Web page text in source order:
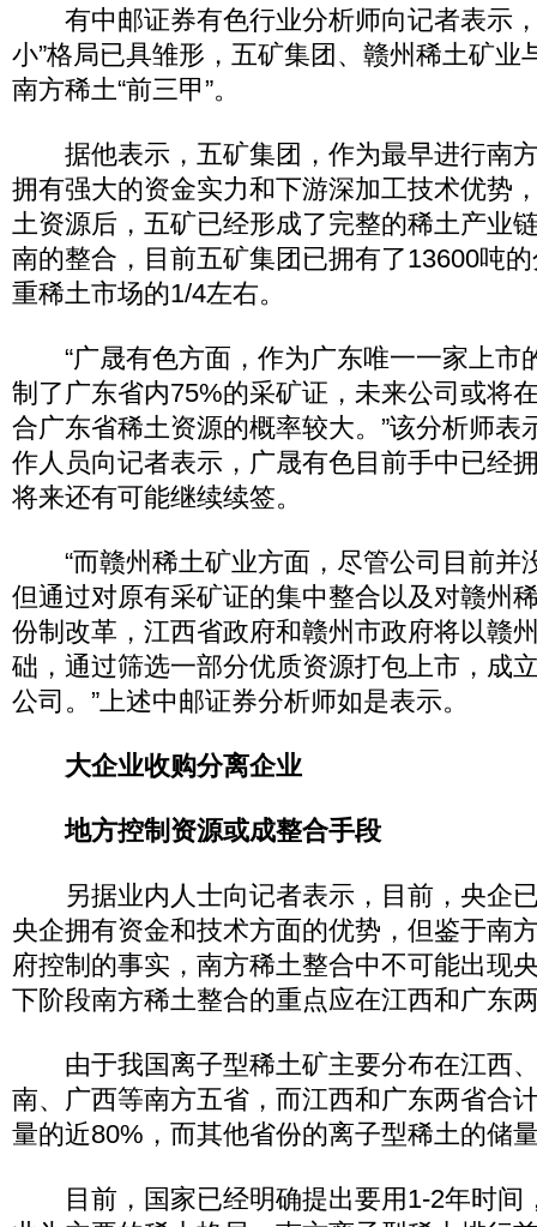
有中邮证券有色行业分析师向记者表示，
小”格局已具雏形，五矿集团、赣州稀土矿业
南方稀土“前三甲”。
据他表示，五矿集团，作为最早进行南
拥有强大的资金实力和下游深加工技术优势
土资源后，五矿已经形成了完整的稀土产业
南的整合，目前五矿集团已拥有了13600吨
重稀土市场的1/4左右。
“广晟有色方面，作为广东唯一一家上市
制了广东省内75%的采矿证，未来公司或将
合广东省稀土资源的概率较大。”该分析师表
作人员向记者表示，广晟有色目前手中已经
将来还有可能继续续签。
“而赣州稀土矿业方面，尽管公司目前并
但通过对原有采矿证的集中整合以及对赣州
份制改革，江西省政府和赣州市政府将以赣
础，通过筛选一部分优质资源打包上市，成
公司。”上述中邮证券分析师如是表示。
大企业收购分离企业
地方控制资源或成整合手段
另据业内人士向记者表示，目前，央企
央企拥有资金和技术方面的优势，但鉴于南
府控制的事实，南方稀土整合中不可能出现
下阶段南方稀土整合的重点应在江西和广东
由于我国离子型稀土矿主要分布在江西
南、广西等南方五省，而江西和广东两省合
量的近80%，而其他省份的离子型稀土的储
目前，国家已经明确提出要用1-2年时间